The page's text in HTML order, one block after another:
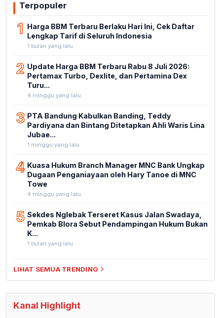
Terpopuler
1 Harga BBM Terbaru Berlaku Hari Ini, Cek Daftar
Lengkap Tarif di Seluruh Indonesia
1 bulan yang lalu
2 Update Harga BBM Terbaru Rabu 8 Juli 2026:
Pertamax Turbo, Dexlite, dan Pertamina Dex
Turu...
4 minggu yang lalu
3 PTA Bandung Kabulkan Banding, Teddy
Pardiyana dan Bintang Ditetapkan Ahli Waris Lina
Jubae...
1 minggu yang lalu
4 Kuasa Hukum Branch Manager MNC Bank Ungkap
Dugaan Penganiayaan oleh Hary Tanoe di MNC
Towe
4 minggu yang lalu
5 Sekdes Nglebak Terseret Kasus Jalan Swadaya,
Pemkab Blora Sebut Pendampingan Hukum Bukan
K...
1 bulan yang lalu
LIHAT SEMUA TRENDING
Kanal Highlight